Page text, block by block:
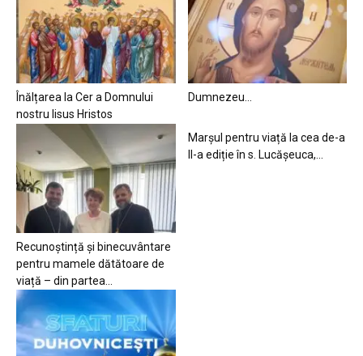
Înălțarea la Cer a Domnului
nostru Iisus Hristos
Dumnezeu…
Recunoștință și binecuvântare
pentru mamele dătătoare de
viață – din partea...
Marșul pentru viață la cea de-a
II-a ediție în s. Lucășeuca,...